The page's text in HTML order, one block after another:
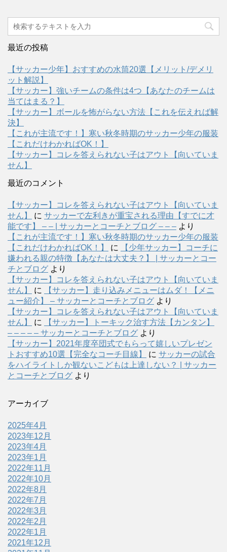
最近の投稿
【サッカー少年】おすすめの水筒20選【メリット/デメリ
ット解説】
【サッカー】強いチームの条件は4つ【あなたのチームは
当てはまる？】
【サッカー】ボールを怖がらない方法【これを伝えれば解
決】
【これが主流です！】寒い秋冬時期のサッカー少年の服装
【これだけわかればOK！】
【サッカー】コレを答えられない子はアウト【向いていま
せん】
最近のコメント
【サッカー】コレを答えられない子はアウト【向いていま
せん】
に サッカーで左利きが重宝される理由【すでに才
能です】 – – | サッカーとコーチとブログ – – – より
【これが主流です！】寒い秋冬時期のサッカー少年の服装
【これだけわかればOK！】
に
【少年サッカー】コーチに
嫌われる親の特徴【あなたは大丈夫？】 | サッカーとコー
チとブログ より
【サッカー】コレを答えられない子はアウト【向いていま
せん】
に
【サッカー】走り込みメニューはムダ！【メニ
ュー紹介】 – サッカーとコーチとブログ より
【サッカー】コレを答えられない子はアウト【向いていま
せん】
に
【サッカー】トーキック治す方法【カンタン】
– – – – – サッカーとコーチとブログ より
【サッカー】2021年度卒団式でもらって嬉しいプレゼン
トおすすめ10選【完全なコーチ目線】
に サッカーの試合
をハイライトしか観ないこどもは上達しない？ | サッカー
とコーチとブログ より
アーカイブ
2025年4月
2023年12月
2023年4月
2023年1月
2022年11月
2022年10月
2022年8月
2022年7月
2022年3月
2022年2月
2022年1月
2021年12月